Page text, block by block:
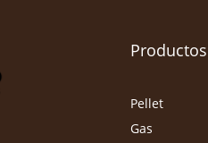
Productos
Pellet
Gas